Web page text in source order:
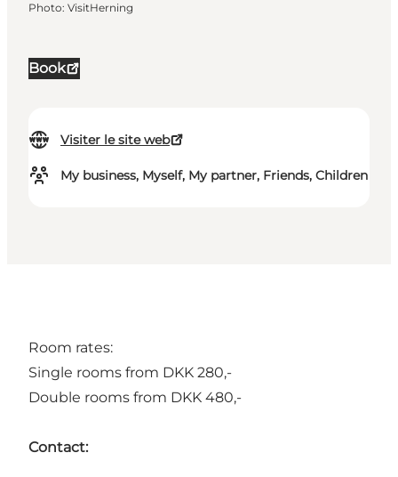
Book
Visiter le site web
My business, Myself, My partner, Friends, Children
Photo: VisitHerning
Room rates:
Single rooms from DKK 280,-
Double rooms from DKK 480,-
Contact: